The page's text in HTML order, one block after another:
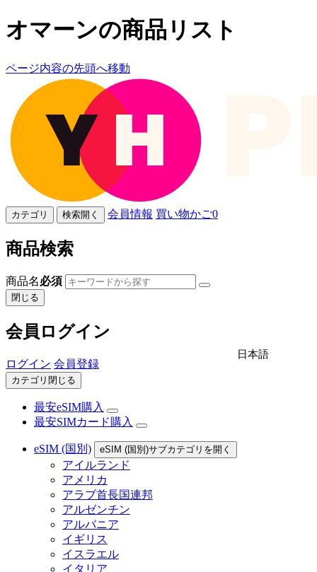
オマーンの商品リスト
ページ内容の先頭へ移動
カテゴリ 検索開く 会員情報 買い物かご0
商品検索
商品名必須
閉じる
会員ログイン
ログイン 会員登録
日本語
カテゴリ閉じる
最安eSIM購入
最安SIMカード購入
eSIM (国別) eSIM (国別)サブカテゴリを開く
アイルランド
アメリカ
アラブ首長国連邦
アルゼンチン
アルバニア
イギリス
イスラエル
イタリア